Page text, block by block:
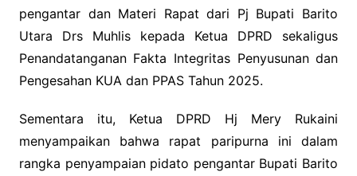
pengantar dan Materi Rapat dari Pj Bupati Barito
Utara Drs Muhlis kepada Ketua DPRD sekaligus
Penandatanganan Fakta Integritas Penyusunan dan
Pengesahan KUA dan PPAS Tahun 2025.
Sementara itu, Ketua DPRD Hj Mery Rukaini
menyampaikan bahwa rapat paripurna ini dalam
rangka penyampaian pidato pengantar Bupati Barito